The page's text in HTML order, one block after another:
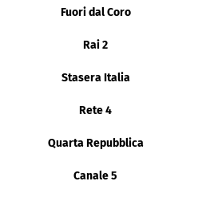
Fuori dal Coro
Rai 2
Stasera Italia
Rete 4
Quarta Repubblica
Canale 5